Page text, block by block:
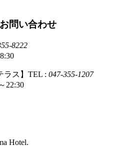
問い合わせ
8222
ラス】TEL : 047-355-1207
Hotel.